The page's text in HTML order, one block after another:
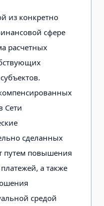
из конкретно
сфере
расчетных
Сети
сделанных
путем повышения
а также
средой